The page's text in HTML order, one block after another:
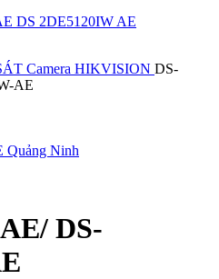
Camera HIKVISION DS-
AE
DS-